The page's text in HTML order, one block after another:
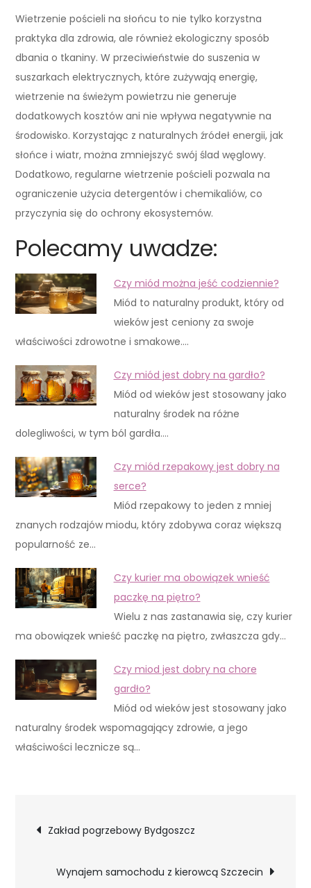
Wietrzenie pościeli na słońcu to nie tylko korzystna
praktyka dla zdrowia, ale również ekologiczny sposób
dbania o tkaniny. W przeciwieństwie do suszenia w
suszarkach elektrycznych, które zużywają energię,
wietrzenie na świeżym powietrzu nie generuje
dodatkowych kosztów ani nie wpływa negatywnie na
środowisko. Korzystając z naturalnych źródeł energii, jak
słońce i wiatr, można zmniejszyć swój ślad węglowy.
Dodatkowo, regularne wietrzenie pościeli pozwala na
ograniczenie użycia detergentów i chemikaliów, co
przyczynia się do ochrony ekosystemów.
Polecamy uwadze:
Czy miód można jeść codziennie?
Miód to naturalny produkt, który od
wieków jest ceniony za swoje
właściwości zdrowotne i smakowe.…
Czy miód jest dobry na gardło?
Miód od wieków jest stosowany jako
naturalny środek na różne
dolegliwości, w tym ból gardła.…
Czy miód rzepakowy jest dobry na
serce?
Miód rzepakowy to jeden z mniej
znanych rodzajów miodu, który zdobywa coraz większą
popularność ze…
Czy kurier ma obowiązek wnieść
paczkę na piętro?
Wielu z nas zastanawia się, czy kurier
ma obowiązek wnieść paczkę na piętro, zwłaszcza gdy…
Czy miod jest dobry na chore
gardło?
Miód od wieków jest stosowany jako
naturalny środek wspomagający zdrowie, a jego
właściwości lecznicze są…
Nawigacja
wpisu
Zakład pogrzebowy Bydgoszcz
Wynajem samochodu z kierowcą Szczecin